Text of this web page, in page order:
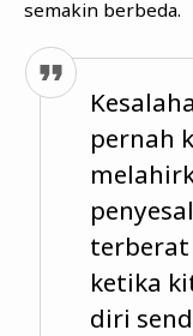
semakin berbeda.
pernah
terberat
ketika
diri